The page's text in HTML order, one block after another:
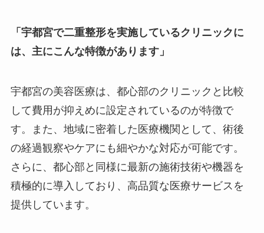
「宇都宮で二重整形を実施しているクリニックに
は、主にこんな特徴があります」
宇都宮の美容医療は、都心部のクリニックと比較
して費用が抑えめに設定されているのが特徴で
す。また、地域に密着した医療機関として、術後
の経過観察やケアにも細やかな対応が可能です。
さらに、都心部と同様に最新の施術技術や機器を
積極的に導入しており、高品質な医療サービスを
提供しています。